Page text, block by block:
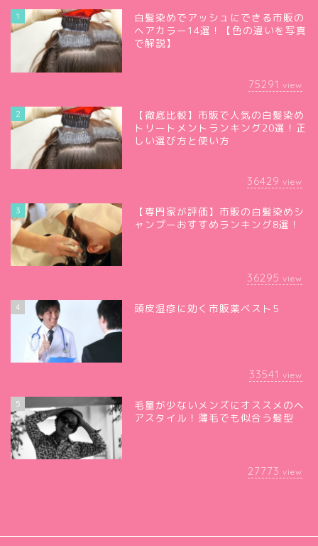
1
白髪染めでアッシュにできる市販の
ヘアカラー14選！【色の違いを写真
で解説】
75291 view
2
【徹底比較】市販で人気の白髪染め
トリートメントランキング20選！正
しい選び方と使い方
36429 view
3
【専門家が評価】市販の白髪染めシ
ャンプーおすすめランキング8選！
36295 view
4 頭皮湿疹に効く市販薬ベスト5
33541 view
5
毛量が少ないメンズにオススメのヘ
アスタイル！薄毛でも似合う髪型
27773 view